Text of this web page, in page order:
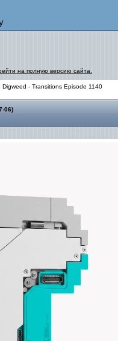
на полную версию сайта.
Digweed - Transitions Episode 1140
06)